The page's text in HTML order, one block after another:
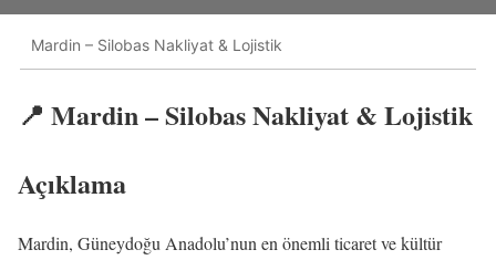
Mardin – Silobas Nakliyat & Lojistik
📍 Mardin – Silobas Nakliyat & Lojistik
Açıklama
Mardin, Güneydoğu Anadolu’nun en önemli ticaret ve kültür